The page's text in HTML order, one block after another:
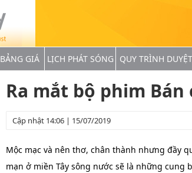
BẢNG GIÁ LỊCH PHÁT SÓNG QUY TRÌNH
Ra mắt bộ phim Bán
Cập nhật 14:06 | 15/07/2019
Mộc mạc và nên thơ, chân thành nhưng đầy
mạn ở miền Tây sông nước sẽ là những cung